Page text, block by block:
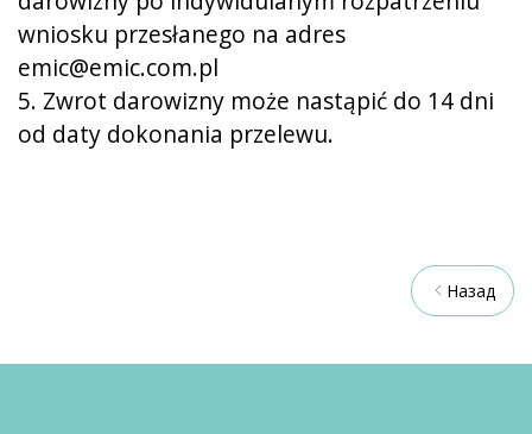
wniosku przesłanego na adres
emic@emic.com.pl
5. Zwrot darowizny może nastąpić do 14 dni
od daty dokonania przelewu.
Назад